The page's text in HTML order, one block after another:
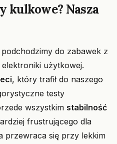
kulkowe? Nasza
do zabawek z
użytkowej.
, który trafił do naszego
testy
wszystkim stabilność
frustrującego dla
przewraca się przy lekkim